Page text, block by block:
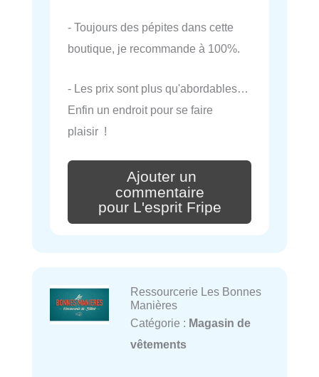
- Toujours des pépites dans cette
boutique, je recommande à 100%.
- Les prix sont plus qu'abordables…
Enfin un endroit pour se faire
plaisir !
Ajouter un
commentaire
pour L'esprit Fripe
Ressourcerie Les Bonnes
Manières
Catégorie : Magasin de
vêtements